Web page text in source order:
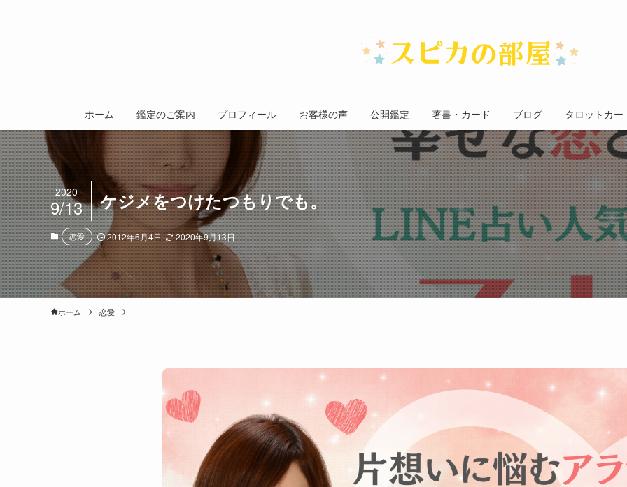
ホーム 鑑定のご案内 プロフィール お客様の声 公開鑑定 著書・カード ブログ タロットカ
ケジメをつけたつもりでも。
2020
9/13
恋愛 2012年6月4日 2020年9月13日
ホーム 恋愛